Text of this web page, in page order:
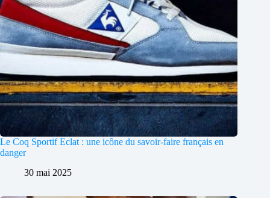
Le Coq Sportif Eclat : une icône du savoir-faire français en
danger
30 mai 2025